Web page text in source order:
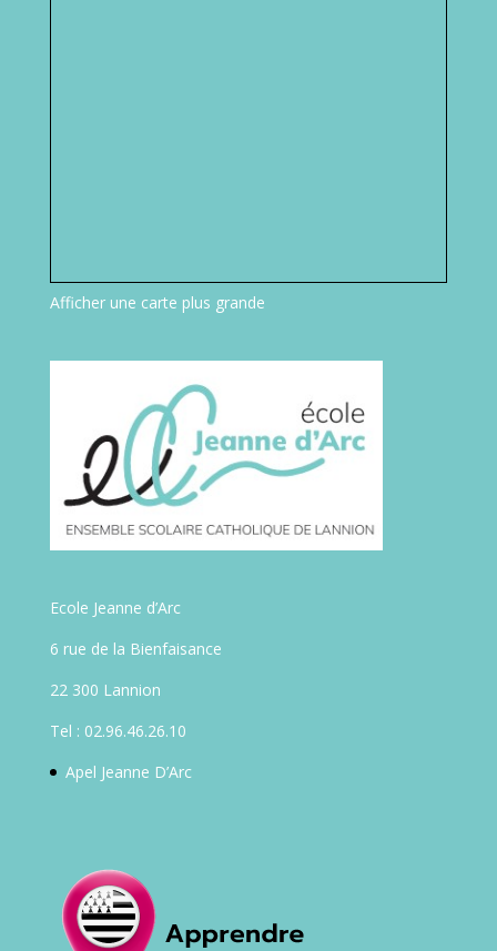
Afficher une carte plus grande
Ecole Jeanne d’Arc
6 rue de la Bienfaisance
22 300 Lannion
Tel : 02.96.46.26.10
Apel Jeanne D’Arc